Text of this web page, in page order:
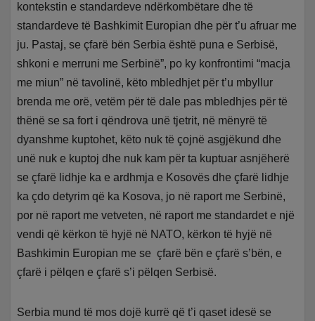
kontekstin e standardeve ndërkombëtare dhe të
standardeve të Bashkimit Europian dhe për t’u afruar me
ju. Pastaj, se çfarë bën Serbia është puna e Serbisë,
shkoni e merruni me Serbinë”, po ky konfrontimi “macja
me miun” në tavolinë, këto mbledhjet për t’u mbyllur
brenda me orë, vetëm për të dale pas mbledhjes për të
thënë se sa fort i qëndrova unë tjetrit, në mënyrë të
dyanshme kuptohet, këto nuk të çojnë asgjëkund dhe
unë nuk e kuptoj dhe nuk kam për ta kuptuar asnjëherë
se çfarë lidhje ka e ardhmja e Kosovës dhe çfarë lidhje
ka çdo detyrim që ka Kosova, jo në raport me Serbinë,
por në raport me vetveten, në raport me standardet e një
vendi që kërkon të hyjë në NATO, kërkon të hyjë në
Bashkimin Europian me se çfarë bën e çfarë s’bën, e
çfarë i pëlqen e çfarë s’i pëlqen Serbisë.
Serbia mund të mos dojë kurrë që t’i qaset idesë se